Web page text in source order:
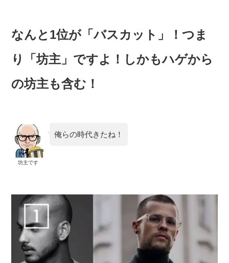
なんと1位が「バスカット」！つま
り「坊主」ですよ！しかもハゲから
の坊主も含む！
坊主です
俺らの時代きたね！